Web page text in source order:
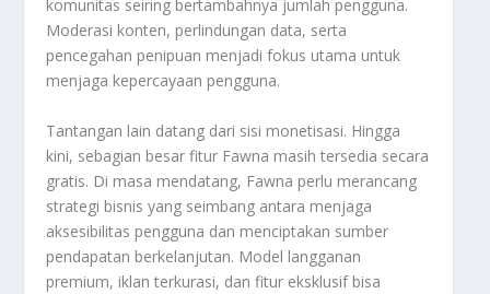
komunitas seiring bertambahnya jumlah pengguna.
Moderasi konten, perlindungan data, serta
pencegahan penipuan menjadi fokus utama untuk
menjaga kepercayaan pengguna.
Tantangan lain datang dari sisi monetisasi. Hingga
kini, sebagian besar fitur Fawna masih tersedia secara
gratis. Di masa mendatang, Fawna perlu merancang
strategi bisnis yang seimbang antara menjaga
aksesibilitas pengguna dan menciptakan sumber
pendapatan berkelanjutan. Model langganan
premium, iklan terkurasi, dan fitur eksklusif bisa